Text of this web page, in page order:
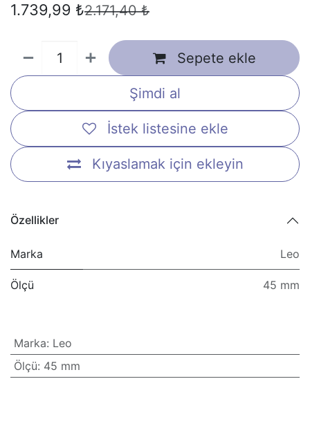
1.739,99 ₺2.171,40₺
Sepete ekle
Şimdi al
Kıyaslamak için ekleyin
İstek listesine ekle
Özellikler
Marka Leo
Ölçü 45 mm
Marka: Leo
Ölçü: 45 mm